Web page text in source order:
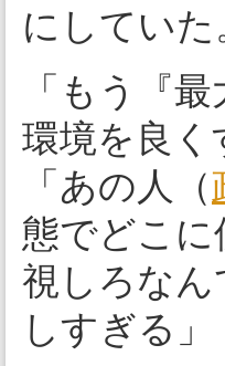
にしていた
「もう『
環境を良く
「あの人（
態でどこ
視しろな
しすぎる」